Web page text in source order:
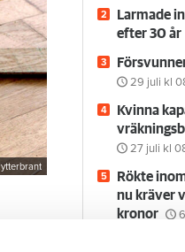
Larmade
efter 30 år
29 juli kl
Kvinna
27 juli kl
Rökte
nu kräver
kronor